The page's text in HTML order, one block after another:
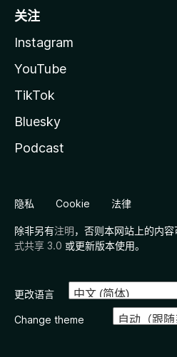
关注
Instagram
YouTube
TikTok
Bluesky
Podcast
隐私 Cookie 法律
除非另有注明，否则本网站上的内容
式共享 3.0 或更新版本使用。
更改语言
Change theme